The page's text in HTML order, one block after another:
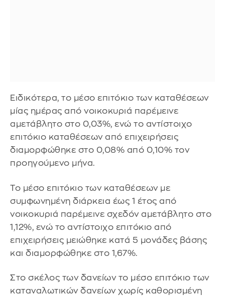
Ειδικότερα, το μέσο επιτόκιο των καταθέσεων
μίας ημέρας από νοικοκυριά παρέμεινε
αμετάβλητο στο 0,03%, ενώ το αντίστοιχο
επιτόκιο καταθέσεων από επιχειρήσεις
διαμορφώθηκε στο 0,08% από 0,10% τον
προηγούμενο μήνα.
Το μέσο επιτόκιο των καταθέσεων με
συμφωνημένη διάρκεια έως 1 έτος από
νοικοκυριά παρέμεινε σχεδόν αμετάβλητο στο
1,12%, ενώ το αντίστοιχο επιτόκιο από
επιχειρήσεις μειώθηκε κατά 5 μονάδες βάσης
και διαμορφώθηκε στο 1,67%.
Στο σκέλος των δανείων το μέσο επιτόκιο των
καταναλωτικών δανείων χωρίς καθορισμένη